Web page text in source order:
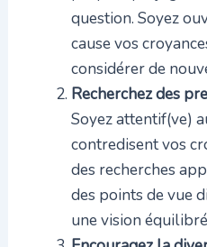
question. Soyez
cause vos
considérer de
Recherchez des
Soyez attentif(ve)
contredisent vos
des recherches
des points de vue
une vision